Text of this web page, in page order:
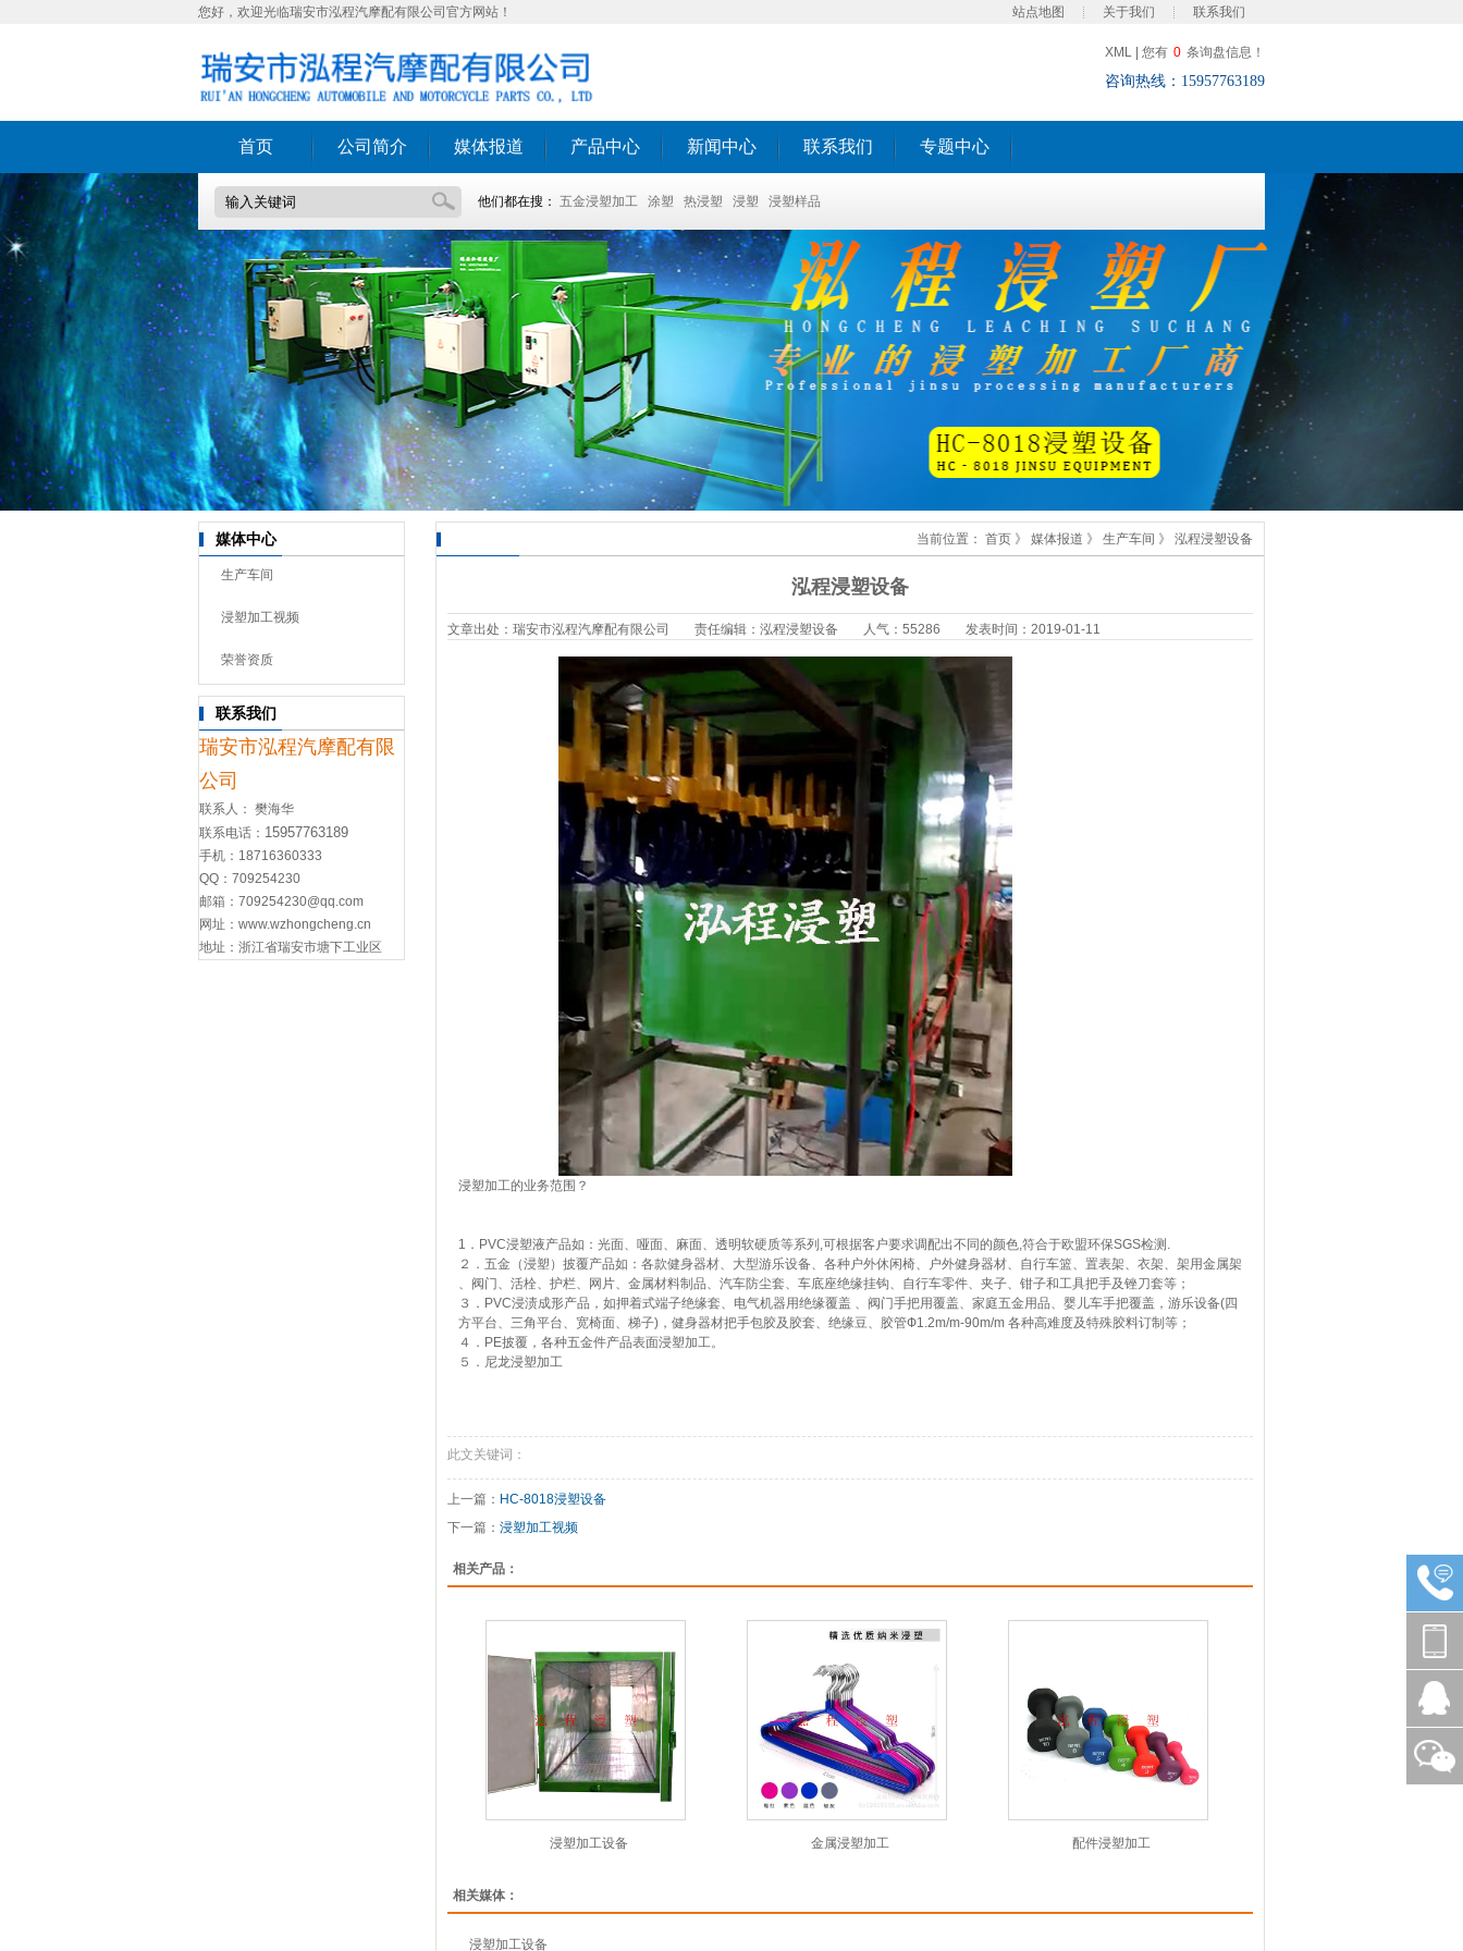
您好，欢迎光临瑞安市泓程汽摩配有限公司官方网站！ 站点地图 关于我们 联系我们
XML| 您有 0 条询盘信息！
咨询热线：15957763189
首页 公司简介 媒体报道 产品中心 新闻中心 联系我们 专题中心
他们都在搜： 五金浸塑加工 涂塑 热浸塑 浸塑 浸塑样品
媒体中心
生产车间
浸塑加工视频
荣誉资质
联系我们
瑞安市泓程汽摩配有限
公司
联系人： 樊海华
联系电话： 15957763189
手机：18716360333
QQ： 709254230
邮箱：709254230@qq.com
网址： www.wzhongcheng.cn
地址：浙江省瑞安市塘下工业区
当前位置： 首页 》 媒体报道 》 生产车间 》 泓程浸塑设备
泓程浸塑设备
文章出处：瑞安市泓程汽摩配有限公司 责任编辑：泓程浸塑设备 人气：55286 发表时间：2019-01-11
浸塑加工的业务范围？
1．PVC浸塑液产品如：光面、哑面、麻面、透明软硬质等系列,可根据客户要求调配出不同的颜色,符合于欧盟环保SGS检测.
２．五金（浸塑）披覆产品如：各款健身器材、大型游乐设备、各种户外休闲椅、户外健身器材、自行车篮、置表架、衣架、架用金属架
、阀门、活栓、护栏、网片、金属材料制品、汽车防尘套、车底座绝缘挂钩、自行车零件、夹子、钳子和工具把手及锉刀套等；
３．PVC浸渍成形产品，如押着式端子绝缘套、电气机器用绝缘覆盖 、阀门手把用覆盖、家庭五金用品、婴儿车手把覆盖，游乐设备(四
方平台、三角平台、宽椅面、梯子)，健身器材把手包胶及胶套、绝缘豆、胶管Ф1.2m/m-90m/m 各种高难度及特殊胶料订制等；
４．PE披覆，各种五金件产品表面浸塑加工。
５．尼龙浸塑加工
此文关键词：
上一篇： HC-8018浸塑设备
下一篇： 浸塑加工视频
相关产品：
浸塑加工设备 金属浸塑加工 配件浸塑加工
相关媒体：
浸塑加工设备